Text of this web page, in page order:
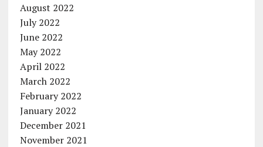
August 2022
July 2022
June 2022
May 2022
April 2022
March 2022
February 2022
January 2022
December 2021
November 2021